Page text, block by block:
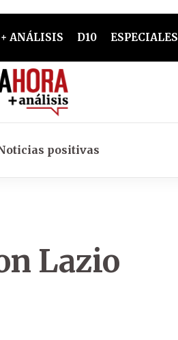
+ ANÁLISIS D10 ESPECIALES
positivas
Lazio